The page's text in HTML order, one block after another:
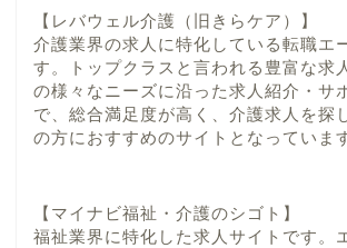
【レバウェル介護（旧きらケア）】
介護業界の求人に特化している転職エ
す。トップクラスと言われる豊富な求
の様々なニーズに沿った求人紹介・サ
で、総合満足度が高く、介護求人を探
の方におすすめのサイトとなっていま
【マイナビ福祉・介護のシゴト】
福祉業界に特化した求人サイトです。